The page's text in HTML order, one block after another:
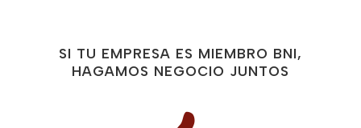
SI TU EMPRESA ES MIEMBRO BNI,
HAGAMOS NEGOCIO JUNTOS